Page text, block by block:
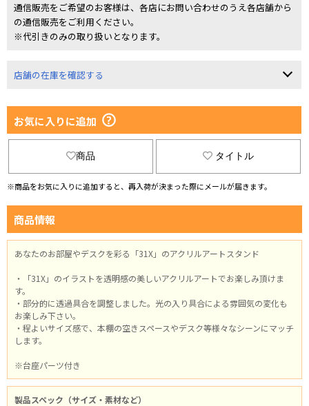
通信販売をご希望のお客様は、各店にお問い合わせのうえ各店舗から
の通信販売をご利用ください。
※代引きのみの取り扱いとなります。
店舗の在庫を確認する
お気に入りに追加
商品 タイトル
※商品をお気に入りに追加すると、再入荷が決まった際にメールが届きます。
商品情報
あなたのお部屋やデスクを彩る「31X」のアクリルアートスタンド
・「31X」のイラストを透明感の美しいアクリルアートでお楽しみ頂けま
す。
・部分的に透過具合を調整しました。光の入り具合による雰囲気の変化も
お楽しみ下さい。
・程よいサイズ感で、本棚の空きスペースやデスク等様々なシーンにマッチ
します。
※台座パーツ付き
製品スペック（サイズ・素材など）